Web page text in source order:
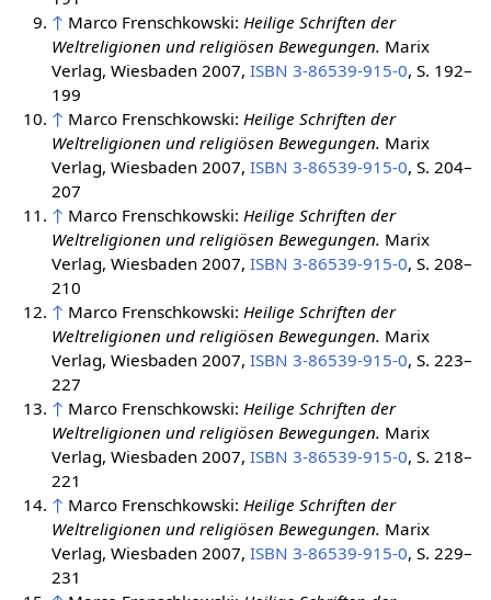
↑ Marco Frenschkowski: Heilige Schriften der
Weltreligionen und religiösen Bewegungen. Marix
Verlag, Wiesbaden 2007, ISBN 3-86539-915-0, S. 192–
199
↑ Marco Frenschkowski: Heilige Schriften der
Weltreligionen und religiösen Bewegungen. Marix
Verlag, Wiesbaden 2007, ISBN 3-86539-915-0, S. 204–
207
↑ Marco Frenschkowski: Heilige Schriften der
Weltreligionen und religiösen Bewegungen. Marix
Verlag, Wiesbaden 2007, ISBN 3-86539-915-0, S. 208–
210
↑ Marco Frenschkowski: Heilige Schriften der
Weltreligionen und religiösen Bewegungen. Marix
Verlag, Wiesbaden 2007, ISBN 3-86539-915-0, S. 223–
227
↑ Marco Frenschkowski: Heilige Schriften der
Weltreligionen und religiösen Bewegungen. Marix
Verlag, Wiesbaden 2007, ISBN 3-86539-915-0, S. 218–
221
↑ Marco Frenschkowski: Heilige Schriften der
Weltreligionen und religiösen Bewegungen. Marix
Verlag, Wiesbaden 2007, ISBN 3-86539-915-0, S. 229–
231